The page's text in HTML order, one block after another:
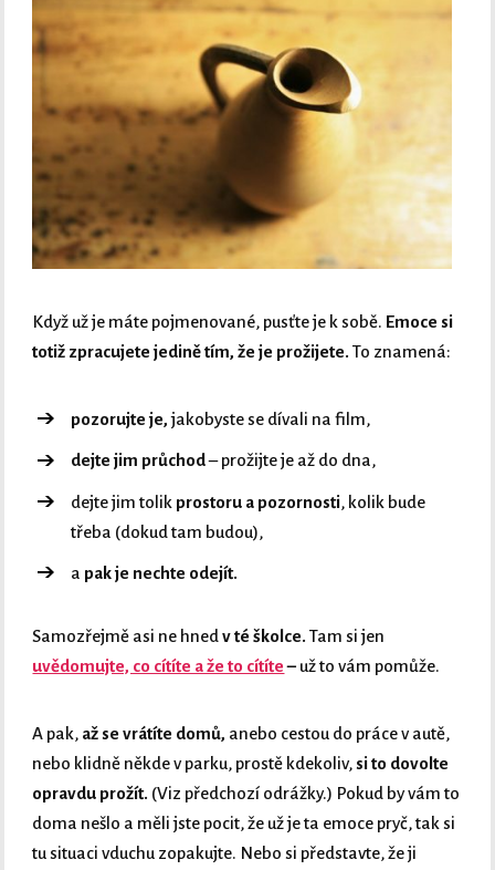
Když už je máte pojmenované, pusťte je k sobě. Emoce si
totiž zpracujete jedině tím, že je prožijete.To znamená:
pozorujte je,jakobyste se dívali na film,
dejte jim průchod– prožijte je až do dna,
dejte jim tolik prostoru a pozornosti, kolik bude
třeba (dokud tam budou),
a pak je nechte odejít.
Samozřejmě asi ne hnedv té školce.Tam si jen
uvědomujte, co cítíte a že to cítíte– už to vám pomůže.
A pak, až se vrátíte domů, anebo cestou do práce v autě,
nebo klidně někde v parku, prostě kdekoliv, si to dovolte
opravdu prožít. (Viz předchozí odrážky.) Pokud by vám to
doma nešlo a měli jste pocit, že už je ta emoce pryč, tak si
tu situaci vduchu zopakujte. Nebo si představte, že ji